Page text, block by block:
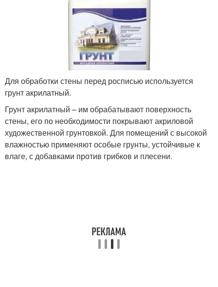
Для обработки стены перед росписью используется
грунт акрилатный.
Грунт акрилатный – им обрабатывают поверхность
стены, его по необходимости покрывают акриловой
художественной грунтовкой. Для помещений с высокой
влажностью применяют особые грунты, устойчивые к
влаге, с добавками против грибков и плесени.